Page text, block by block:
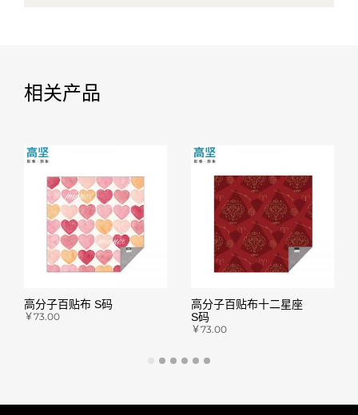
相关产品
高分子百贴布 S码
￥73.00
高分子百贴布十二星座
S码
￥73.00
前往天猫购买